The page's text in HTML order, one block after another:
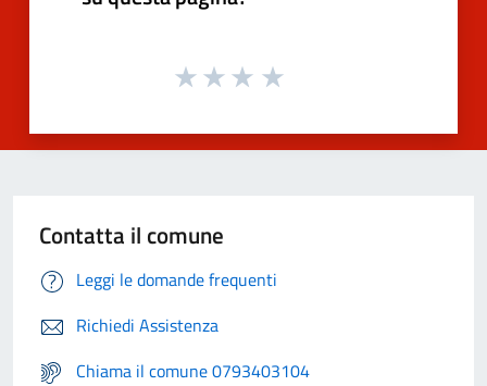
Contatta il comune
Leggi le domande frequenti
Richiedi Assistenza
Chiama il comune 0793403104